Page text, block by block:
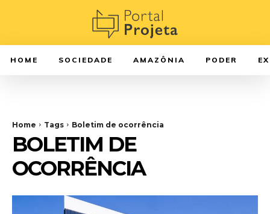
HOME SOCIEDADE AMAZÔNIA PODER
Home Tags Boletim de ocorrência
BOLETIM DE
OCORRÊNCIA